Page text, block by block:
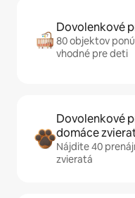
Dovolenkové
80 objektov
vhodné pre deti
Dovolenkové
domáce
Nájdite 40
zvieratá